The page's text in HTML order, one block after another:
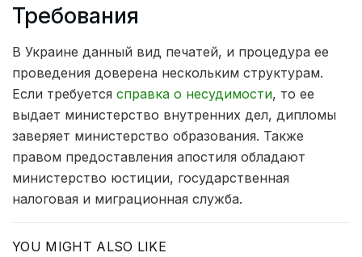
Требования
В Украине данный вид печатей, и процедура ее
проведения доверена нескольким структурам.
Если требуется справка о несудимости, то ее
выдает министерство внутренних дел, дипломы
заверяет министерство образования. Также
правом предоставления апостиля обладают
министерство юстиции, государственная
налоговая и миграционная служба.
YOU MIGHT ALSO LIKE